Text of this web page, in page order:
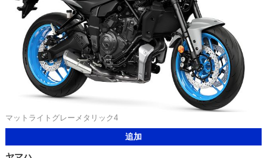
マットライトグレーメタリック4
追加